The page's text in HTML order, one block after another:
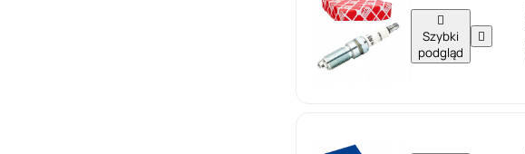

Szybki
podgląd
